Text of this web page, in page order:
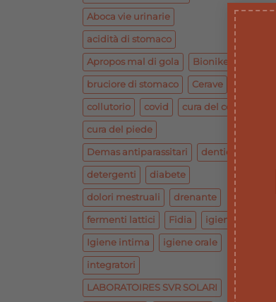
Aboca vie urinarie
acidità di stomaco
Apropos mal di gola Bionike base
bruciore di stomaco Cerave
collutorio covid cura del corpo
cura del piede
Demas antiparassitari dentiera
detergenti diabete
dolori mestruali drenante
fermenti lattici Fidia igiene
Igiene intima igiene orale
integratori
LABORATOIRES SVR SOLARI